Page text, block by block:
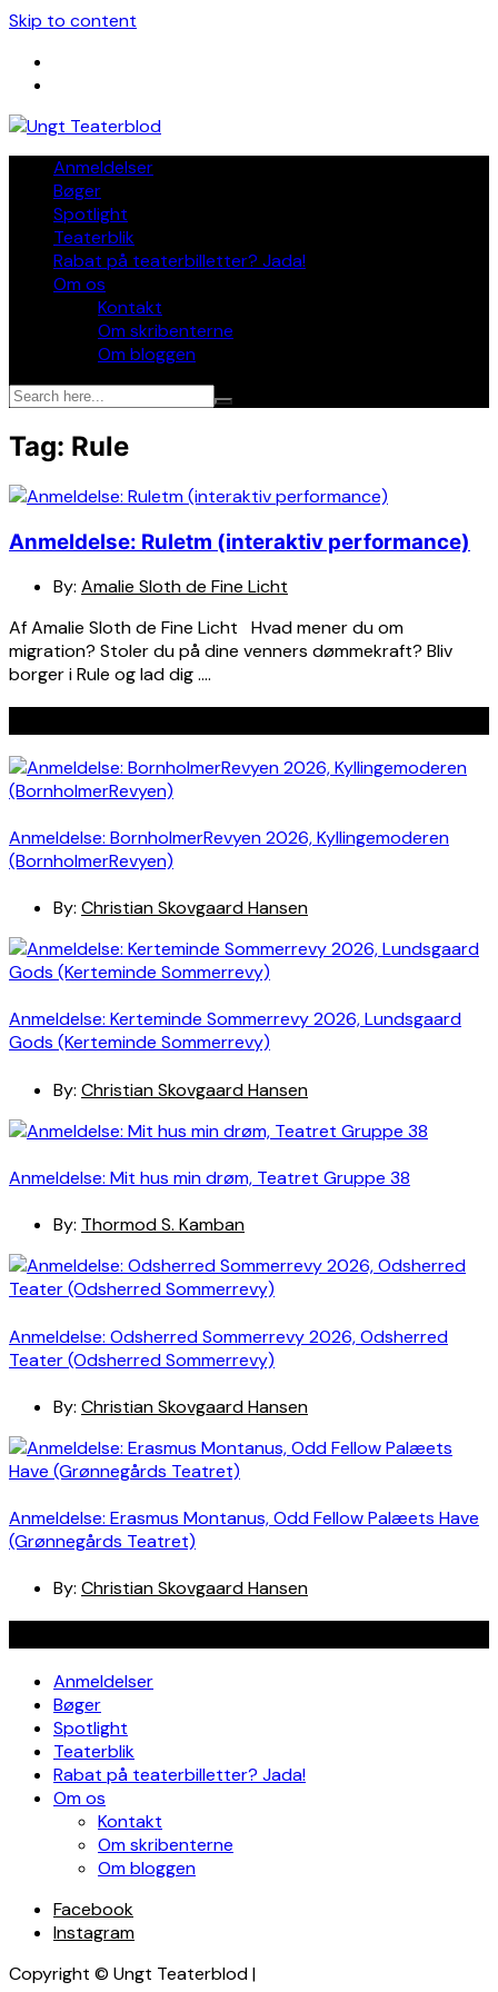
Skip to content
Anmeldelser
Bøger
Spotlight
Teaterblik
Rabat på teaterbilletter? Jada!
Om os
Kontakt
Om skribenterne
Om bloggen
Tag: Rule
Anmeldelse: Ruletm (interaktiv performance)
By: Amalie Sloth de Fine Licht
Af Amalie Sloth de Fine Licht Hvad mener du om
migration? Stoler du på dine venners dømmekraft? Bliv
borger i Rule og lad dig ….
Anmeldelse: BornholmerRevyen 2026, Kyllingemoderen
(BornholmerRevyen)
By: Christian Skovgaard Hansen
Anmeldelse: Kerteminde Sommerrevy 2026, Lundsgaard
Gods (Kerteminde Sommerrevy)
By: Christian Skovgaard Hansen
Anmeldelse: Mit hus min drøm, Teatret Gruppe 38
By: Thormod S. Kamban
Anmeldelse: Odsherred Sommerrevy 2026, Odsherred
Teater (Odsherred Sommerrevy)
By: Christian Skovgaard Hansen
Anmeldelse: Erasmus Montanus, Odd Fellow Palæets Have
(Grønnegårds Teatret)
By: Christian Skovgaard Hansen
Anmeldelser
Bøger
Spotlight
Teaterblik
Rabat på teaterbilletter? Jada!
Om os
Kontakt
Om skribenterne
Om bloggen
Facebook
Instagram
Copyright © Ungt Teaterblod |